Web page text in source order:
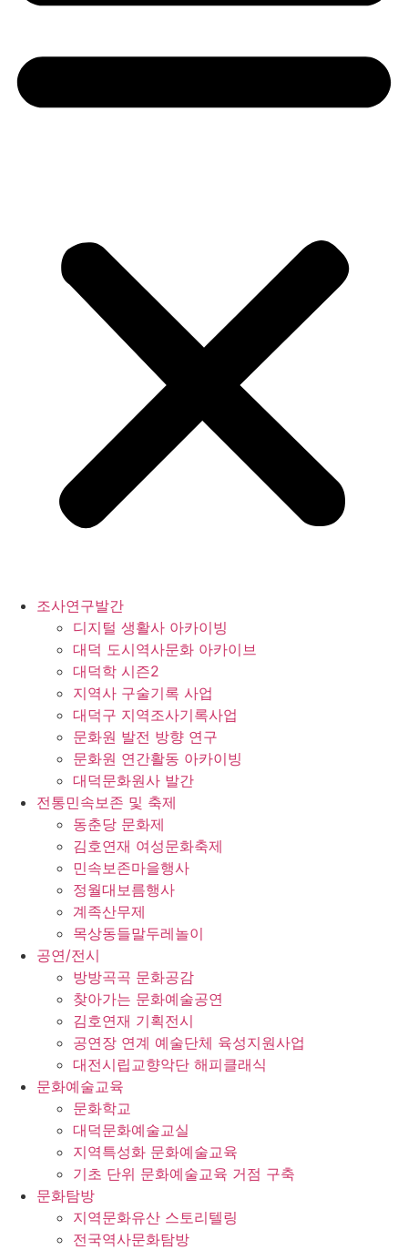
조사연구발간
디지털 생활사 아카이빙
대덕 도시역사문화 아카이브
대덕학 시즌2
지역사 구술기록 사업
대덕구 지역조사기록사업
문화원 발전 방향 연구
문화원 연간활동 아카이빙
대덕문화원사 발간
전통민속보존 및 축제
동춘당 문화제
김호연재 여성문화축제
민속보존마을행사
정월대보름행사
계족산무제
목상동들말두레놀이
공연/전시
방방곡곡 문화공감
찾아가는 문화예술공연
김호연재 기획전시
공연장 연계 예술단체 육성지원사업
대전시립교향악단 해피클래식
문화예술교육
문화학교
대덕문화예술교실
지역특성화 문화예술교육
기초 단위 문화예술교육 거점 구축
문화탐방
지역문화유산 스토리텔링
전국역사문화탐방